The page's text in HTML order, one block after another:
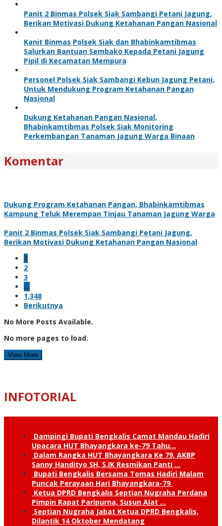
Panit 2 Binmas Polsek Siak Sambangi Petani Jagung,
Berikan Motivasi Dukung Ketahanan Pangan Nasional
Kanit Binmas Polsek Siak dan Bhabinkamtibmas
Salurkan Bantuan Sembako Kepada Petani Jagung
Pipil di Kecamatan Mempura
Personel Polsek Siak Sambangi Kebun Jagung Petani,
Untuk Mendukung Program Ketahanan Pangan
Nasional
Dukung Ketahanan Pangan Nasional,
Bhabinkamtibmas Polsek Siak Monitoring
Perkembangan Tanaman Jagung Warga Binaan
Komentar
Dukung Program Ketahanan Pangan, Bhabinkamtibmas
Kampung Teluk Merempan Tinjau Tanaman Jagung Warga
Panit 2 Binmas Polsek Siak Sambangi Petani Jagung,
Berikan Motivasi Dukung Ketahanan Pangan Nasional
1
2
3
…
1,348
Berikutnya
No More Posts Available.
No more pages to load.
View More
INFOTORIAL
Dampingi Bupati Bengkalis Camat Mandau Hadiri
Upacara HUT Bhayangkara ke-79 Tahu…
Dalam Rangka HUT Bhayangkara Ke 79, AKBP
Sanny Handityo SH, S.IK Resmikan Panti …
Bupati Bengkalis Bersama Tomas Hadiri Malam
Puncak Perayaan Hari Bhayangkara-79
Ketua DPRD Bengkalis Septian Nugraha Perdana
Pimpin Rapat Paripurna, Susun Alat …
Septian Nugraha Jabat Ketua DPRD Bengkalis,
Dilantik 14 Oktober Mendatang